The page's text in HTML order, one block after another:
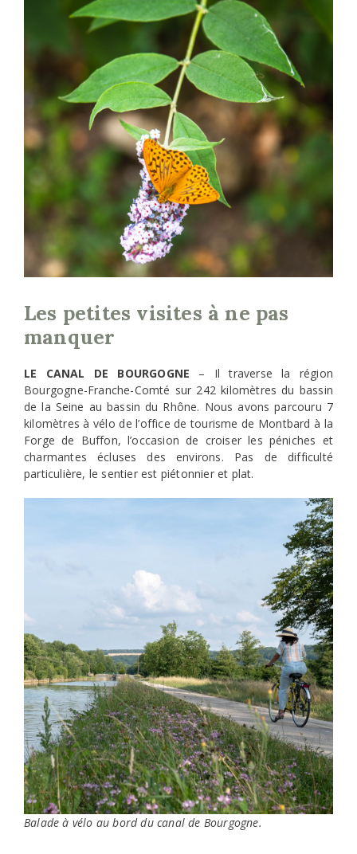
Les petites visites à ne pas
manquer
LE CANAL DE BOURGOGNE – Il traverse la région
Bourgogne-Franche-Comté sur 242 kilomètres du bassin
de la Seine au bassin du Rhône. Nous avons parcouru 7
kilomètres à vélo de l’office de tourisme de Montbard à la
Forge de Buffon, l’occasion de croiser les péniches et
charmantes écluses des environs. Pas de difficulté
particulière, le sentier est piétonnier et plat.
Balade à vélo au bord du canal de Bourgogne.